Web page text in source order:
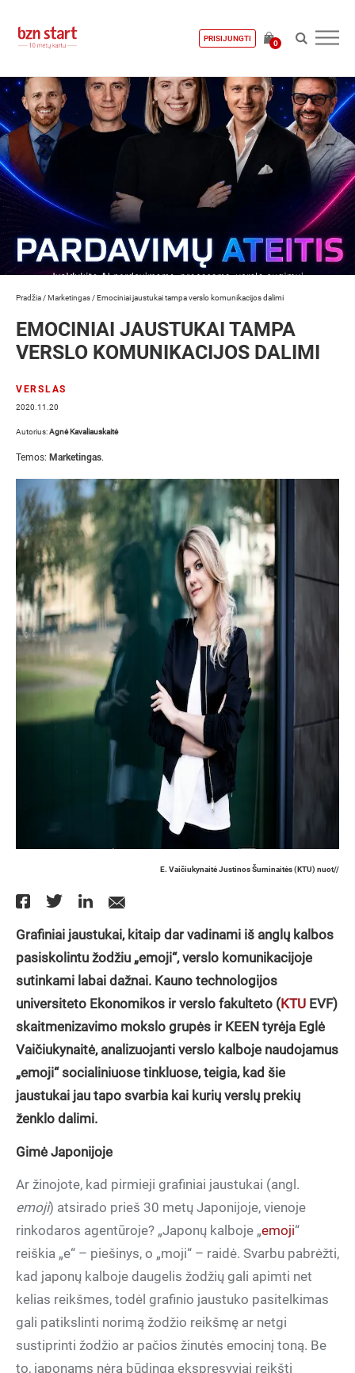
PRISIJUNGTI
0
Pradžia /Marketingas /Emociniai jaustukai tampa verslo komunikacijos dalimi
EMOCINIAI JAUSTUKAI TAMPA
VERSLO KOMUNIKACIJOS DALIMI
VERSLAS
2020.11.20
Autorius:Agnė Kavaliauskaitė
Temos: Marketingas.
E. Vaičiukynaitė Justinos Šuminaitės (KTU) nuot//
Grafiniai jaustukai, kitaip dar vadinami iš anglų kalbos
pasiskolintu žodžiu „emoji“, verslo komunikacijoje
sutinkami labai dažnai. Kauno technologijos
universiteto Ekonomikos ir verslo fakulteto (KTU EVF)
skaitmenizavimo mokslo grupės ir KEEN tyrėja Eglė
Vaičiukynaitė, analizuojanti verslo kalboje naudojamus
„emoji“ socialiniuose tinkluose, teigia, kad šie
jaustukai jau tapo svarbia kai kurių verslų prekių
ženklo dalimi.
Gimė Japonijoje
Ar žinojote, kad pirmieji grafiniai jaustukai (angl.
emoji) atsirado prieš 30 metų Japonijoje, vienoje
rinkodaros agentūroje? „Japonų kalboje „emoji“
reiškia „e“ – piešinys, o „moji“ – raidė. Svarbu pabrėžti,
kad japonų kalboje daugelis žodžių gali apimti net
kelias reikšmes, todėl grafinio jaustuko pasitelkimas
gali patikslinti norimą žodžio reikšmę ar netgi
sustiprinti žodžio ar pačios žinutės emocinį toną. Be
to, japonams nėra būdinga ekspresyviai reikšti